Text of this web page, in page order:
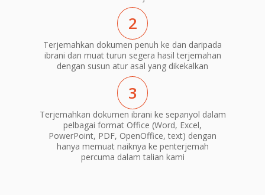
2
Terjemahkan dokumen penuh ke dan daripada
ibrani dan muat turun segera hasil terjemahan
dengan susun atur asal yang dikekalkan
3
Terjemahkan dokumen ibrani ke sepanyol dalam
pelbagai format Office (Word, Excel,
PowerPoint, PDF, OpenOffice, text) dengan
hanya memuat naiknya ke penterjemah
percuma dalam talian kami